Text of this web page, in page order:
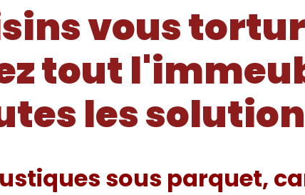
vous
tout
les
sous parquet,